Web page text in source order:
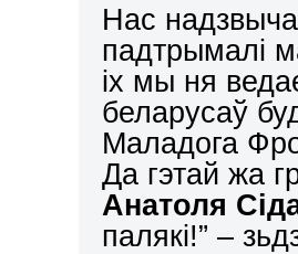
Нас
падтрымалі
іх мы ня
беларусаў
Маладога
Да гэтай жа
Анатоля
палякі!” –